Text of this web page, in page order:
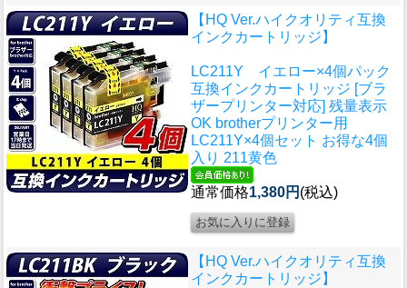
【HQ Ver.ハイクオリティ互換
インクカートリッジ】
LC211Y イエロー×4個パック
互換インクカートリッジ [ブラ
ザープリンター対応] 残量表示
OK brotherプリンター用
LC211Y×4個セット お得な4個
入り 211黄色
通常価格1,380円 (税込)
【HQ Ver.ハイクオリティ互換
インクカートリッジ】